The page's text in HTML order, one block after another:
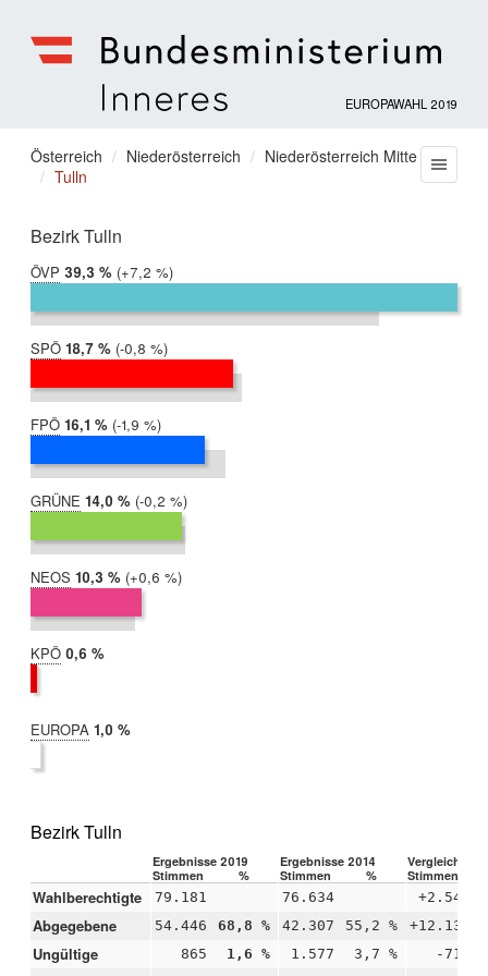
für
Inneres
EUROPAWAHL 2019
Sie
befinden
hier:
Österreich Niederösterreich
Niederösterreich Mitte
Tulln
Bezirk Tulln
ÖVP 2019:
39,3 %
2014:
32,2 %
Differenz:
+7,2 %
SPÖ 2019:
18,7 %
2014:
19,5 %
Differenz:
-0,8 %
FPÖ 2019:
16,1 %
2014:
18,0 %
Differenz:
-1,9 %
GRÜNE 2019:
14,0 %
2014:
14,2 %
Differenz:
-0,2 %
NEOS 2019:
10,3 %
2014:
9,6 %
Differenz:
+0,6 %
KPÖ 2019:
0,6 %
EUROPA 2019:
1,0 %
Bezirk Tulln
Ergebnisse 2019 Ergebnisse 2014
Vergleich
Stimmen
% Stimmen % Stimmen
Wahlberechtigte 79.181 76.634 +2.547
Abgegebene 54.446 68,8 % 42.307 55,2 % +12.139
Ungültige 865 1,6 % 1.577 3,7 % -712